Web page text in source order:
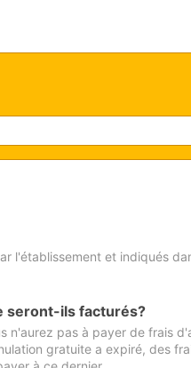
l'établissement et indiqués
seront-ils facturés?
n'aurez pas à payer de frais
gratuite a expiré, des